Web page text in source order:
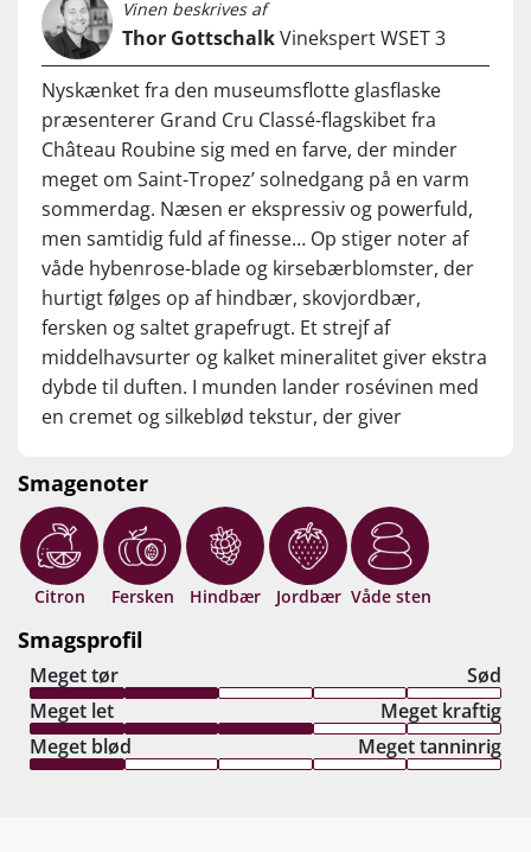
kalkrig jordbund, ideel øst-vest orientering og det varme
middelhavsklima giver druer med både modenhed, friskhed
og aromatisk finesse. Skabt på op til 80 % år gamle,
certificerede økologiske, vinstokke, der fordeler sig mellem
60 % Grenache, 15 % Tibouren, 10 % Mourvèdre, 5 % Rolle,
5 % Syrah og 5 % Cinsault.
Der, hvor vinen for alvor adskiller sig fra det store udbud af
Provence-rosé, er den seks måneder lange modning på
egetræsfade, der er med til at give en vidunderlige dybde og
cremet kompleksitet til den intense frugtsmag.
Oplev sjælden Grand Cru Classé-rosé til en uhørt spotpris!
Så længe lager haves…
Nyd den vilde rosévin som en eksklusiv aperitif eller servér
ved 8-12°C
lyst kød eller fisk er de mest oplagte
ledsagere. Normalpris kr. 199,95, Set til kr.
99,95
www.supervin.dk | 5 Stjerner – Imponerende
kvalitet til prisen | 93 Pts. – Glimrende
Vinen beskrives af
Thor GottschalkVinekspert WSET 3
Nyskænket fra den museumsflotte glasflaske
præsenterer Grand Cru Classé-flagskibet fra
Château Roubine sig med en farve, der minder
meget om Saint-Tropez’ solnedgang på en varm
sommerdag. Næsen er ekspressiv og powerfuld,
men samtidig fuld af finesse… Op stiger noter af
våde hybenrose-blade og kirsebærblomster, der
hurtigt følges op af hindbær, skovjordbær,
fersken og saltet grapefrugt. Et strejf af
middelhavsurter og kalket mineralitet giver ekstra
dybde til duften. I munden lander rosévinen med
en cremet og silkeblød tekstur, der giver
rabarber. Modningen på egetræsfade giver et
diskret hint af vanilje og hakkede mandler i den
lange eftersmag, der rundes flot af med et pift af
citron og middelhavsurter. Grand Cru Classé-rosé
i verdensklasse og med et klokkeklart
kan nydes for sig selv på terrassen. Drik nu, eller
gem 4-5 år fra høståret.
Smagenoter
Citron Fersken Hindbær Jordbær Våde sten
Smagsprofil
Meget tør
Sød
Meget let
Meget kraftig
Meget blød
Meget tanninrig